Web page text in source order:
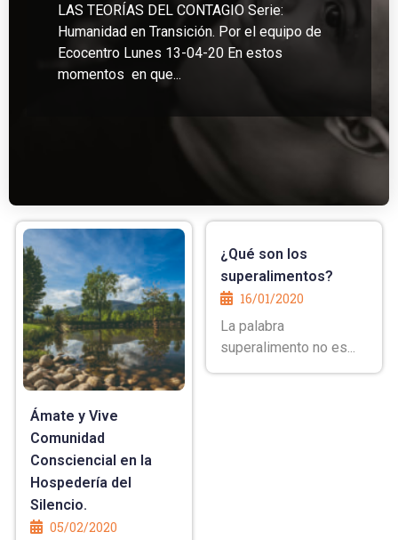
LAS TEORÍAS DEL CONTAGIO Serie:
Humanidad en Transición. Por el equipo de
Ecocentro Lunes 13-04-20 En estos
momentos en que...
Ámate y Vive
Comunidad
Consciencial en la
Hospedería del
Silencio.
05/02/2020
¿Qué son los
superalimentos?
16/01/2020
La palabra
superalimento no es...